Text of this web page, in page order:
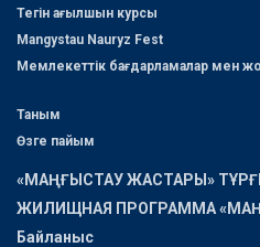
Тегін ағылшын курсы
Mangystau Nauryz Fest
Мемлекеттік бағдарламалар мен
Таным
Өзге пайым
«МАҢҒЫСТАУ ЖАСТАРЫ»
ЖИЛИЩНАЯ ПРОГРАММА
Байланыс